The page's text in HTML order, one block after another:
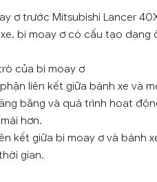
ơ trước Mitsubishi Lancer
bi moay ơ có cấu tạo
của bi moay ơ
liên kết giữa bánh xe và
bằng và quá trình hoạt
hơn.
kết giữa bi moay ơ và bánh
gian.